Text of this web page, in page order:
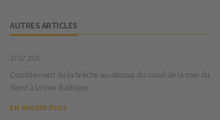
AUTRES ARTICLES
27.07.2026
Comblement de la brèche au-dessus du canal de la mer du
Nord à la mer Baltique
EN SAVOIR PLUS